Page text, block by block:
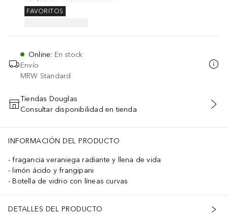
FAVORITOS
Online: En stock
Envío
MRW Standard
AÑADIR AL CARRITO
Tiendas Douglas
Consultar disponibilidad en tienda
INFORMACIÓN DEL PRODUCTO
fragancia veraniega radiante y llena de vida
limón ácido y frangipani
Botella de vidrio con líneas curvas
DETALLES DEL PRODUCTO